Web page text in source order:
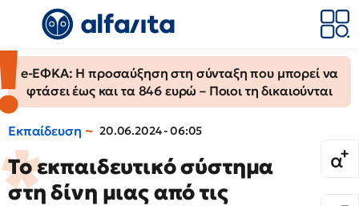
e-ΕΦΚΑ: Η προσαύξηση στη σύνταξη που μπορεί να
φτάσει έως και τα 846 ευρώ – Ποιοι τη δικαιούνται
Εκπαίδευση 20.06.2024 - 06:05
Το εκπαιδευτικό σύστημα
στη δίνη μιας από τις